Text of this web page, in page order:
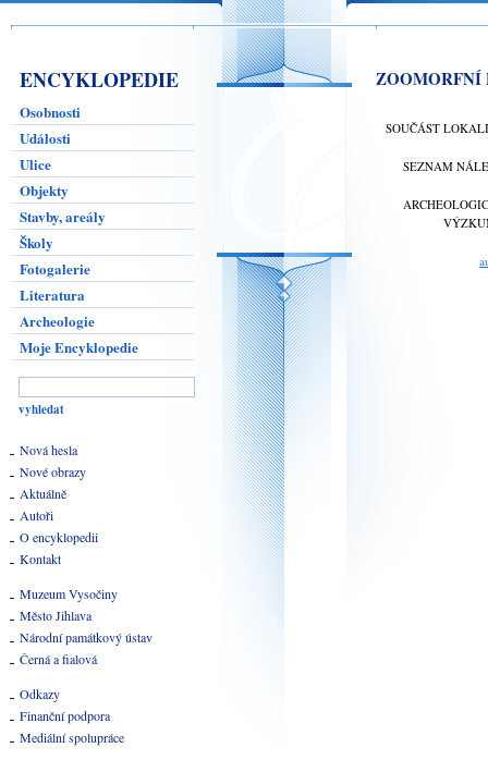
ENCYKLOPEDIE
Osobnosti
Události
Ulice
Objekty
Stavby, areály
Školy
Fotogalerie
Literatura
Archeologie
Moje Encyklopedie
Nová hesla
Nové obrazy
Aktuálně
Autoři
O encyklopedii
Kontakt
Muzeum Vysočiny
Město Jihlava
Národní památkový ústav
Černá a fialová
Odkazy
Finanční podpora
Mediální spolupráce
ZOOMORFNÍ
SOUČÁST
SEZNAM